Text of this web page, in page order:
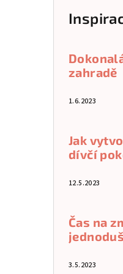
zahradě
1.6.2023
Jak
dívčí
12.5.2023
Čas na
3.5.2023